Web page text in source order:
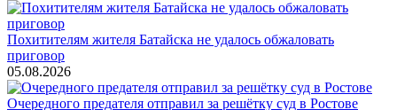
Похитителям жителя Батайска не удалось обжаловать
приговор
05.08.2026
Очередного предателя отправил за решётку суд в Ростове